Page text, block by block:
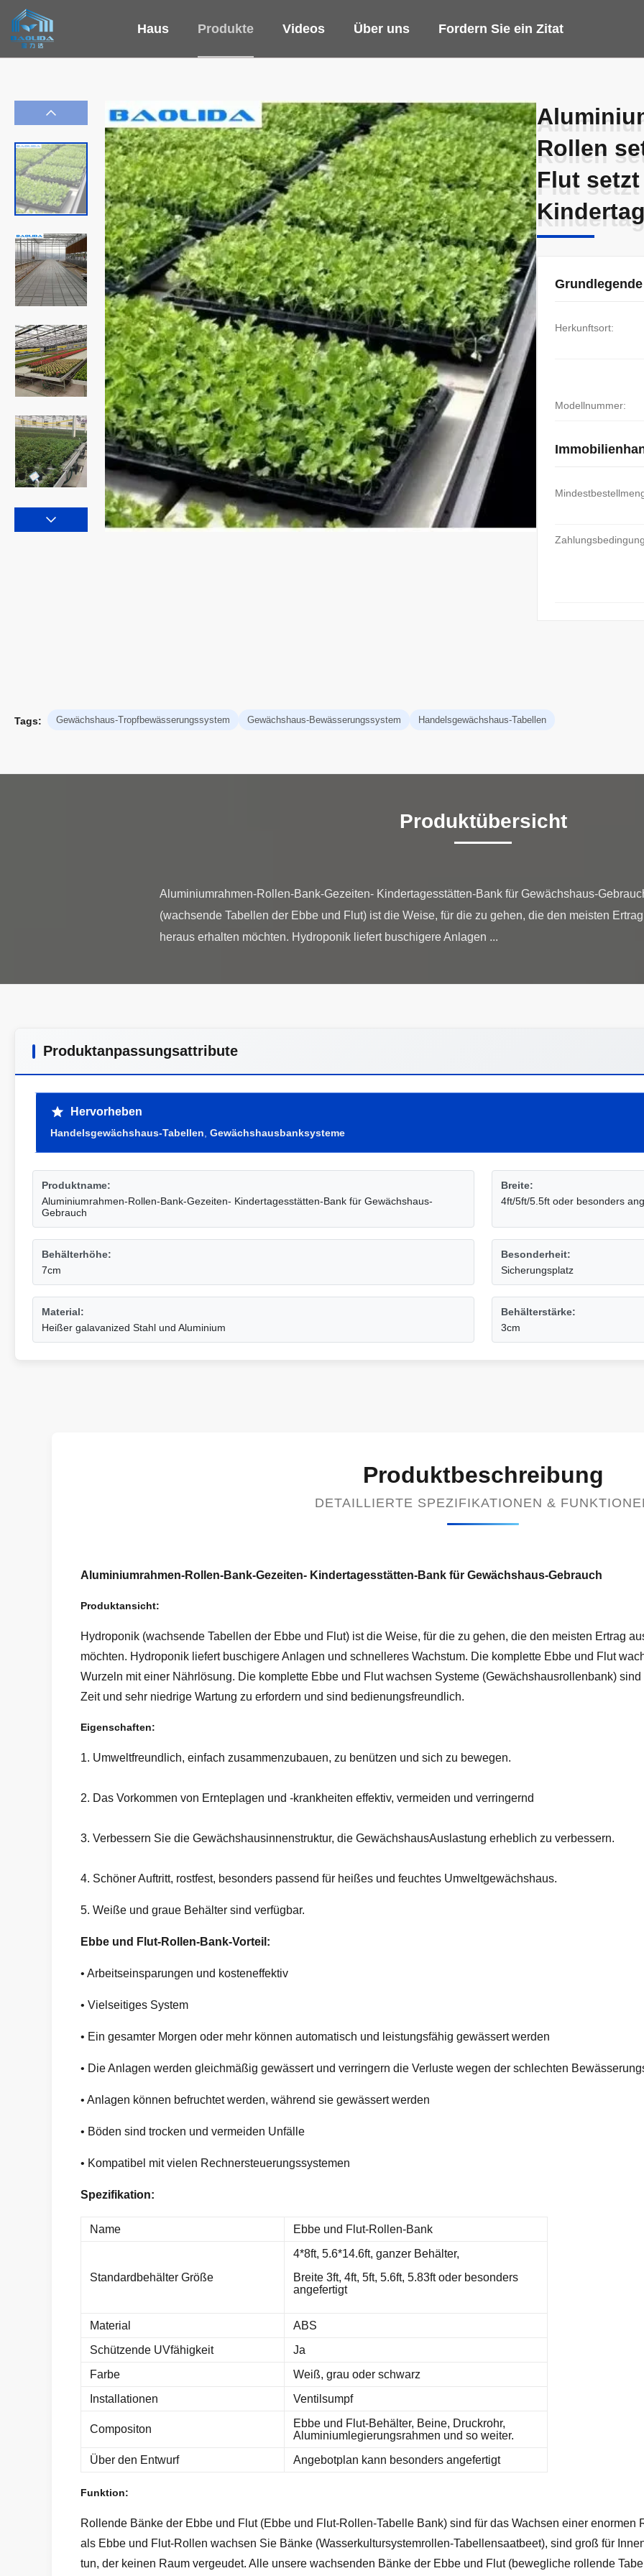
Haus Produkte Videos Über uns Fordern Sie ein Zitat
Rollen
Flut
Rollen
Flut
Herkunftsort:
Modellnummer:
Tags: Gewächshaus-Tropfbewässerungssystem Gewächshaus-Bewässerungssystem Handelsgewächshaus-Tabellen
Produktübersicht
Aluminiumrahmen-Rollen-Bank-Gezeiten- Kindertagesstätten-Bank für Gewächshaus-
(wachsende Tabellen der Ebbe und Flut) ist die Weise, für die zu gehen, die den meisten
Produktanpassungsattribute
Hervorheben
Handelsgewächshaus-Tabellen Gewächshausbanksysteme
Produktname:
Aluminiumrahmen-Rollen-Bank-Gezeiten- Kindertagesstätten-Bank für Gewächshaus-
Gebrauch
Breite:
4ft/5ft/5.5ft oder besonders
Behälterhöhe:
7cm
Besonderheit:
Sicherungsplatz
Material:
Heißer galavanized Stahl und Aluminium
Behälterstärke:
3cm
Produktbeschreibung
DETAILLIERTE SPEZIFIKATIONEN &
Aluminiumrahmen-Rollen-Bank-Gezeiten- Kindertagesstätten-Bank für Gewächshaus-Gebrauch
Produktansicht:
Hydroponik (wachsende Tabellen der Ebbe und Flut) ist die Weise, für die zu gehen, die den meisten Ertrag
möchten. Hydroponik liefert buschigere Anlagen und schnelleres Wachstum. Die komplette Ebbe und Flut
Wurzeln mit einer Nährlösung. Die komplette Ebbe und Flut wachsen Systeme (Gewächshausrollenbank)
Zeit und sehr niedrige Wartung zu erfordern und sind bedienungsfreundlich.
Eigenschaften:
1. Umweltfreundlich, einfach zusammenzubauen, zu benützen und sich zu bewegen.
2. Das Vorkommen von Ernteplagen und -krankheiten effektiv, vermeiden und verringernd
3. Verbessern Sie die Gewächshausinnenstruktur, die GewächshausAuslastung erheblich zu verbessern.
4. Schöner Auftritt, rostfest, besonders passend für heißes und feuchtes Umweltgewächshaus.
5. Weiße und graue Behälter sind verfügbar.
Ebbe und Flut-Rollen-Bank-Vorteil:
• Arbeitseinsparungen und kosteneffektiv
• Vielseitiges System
• Ein gesamter Morgen oder mehr können automatisch und leistungsfähig gewässert werden
• Die Anlagen werden gleichmäßig gewässert und verringern die Verluste wegen der schlechten
• Anlagen können befruchtet werden, während sie gewässert werden
• Böden sind trocken und vermeiden Unfälle
• Kompatibel mit vielen Rechnersteuerungssystemen
Spezifikation:
Name Ebbe und Flut-Rollen-Bank
Standardbehälter Größe
4*8ft, 5.6*14.6ft, ganzer Behälter,
Breite 3ft, 4ft, 5ft, 5.6ft, 5.83ft oder besonders
angefertigt
Material
ABS
Schützende UVfähigkeit
Ja
Farbe
Weiß, grau oder schwarz
Installationen
Ventilsumpf
Compositon
Ebbe und Flut-Behälter, Beine, Druckrohr,
Aluminiumlegierungsrahmen und so weiter.
Über den Entwurf
Angebotplan kann besonders angefertigt
Funktion:
Rollende Bänke der Ebbe und Flut (Ebbe und Flut-Rollen-Tabelle Bank) sind für das Wachsen einer
als Ebbe und Flut-Rollen wachsen Sie Bänke (Wasserkultursystemrollen-Tabellensaatbeet), sind groß für
tun, der keinen Raum vergeudet. Alle unsere wachsenden Bänke der Ebbe und Flut (bewegliche rollende